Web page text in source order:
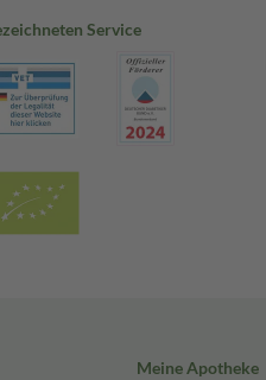
Service
Meine Apotheke